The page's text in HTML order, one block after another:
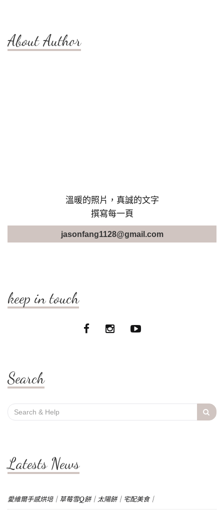
About Author
溫暖的照片，真誠的文字
撰寫每一頁
jasonfang1128@gmail.com
keep in touch
Search
Search
for:
Latests News
愛維爾手感烘培｜草莓雪Q餅｜太陽餅｜宅配美食｜